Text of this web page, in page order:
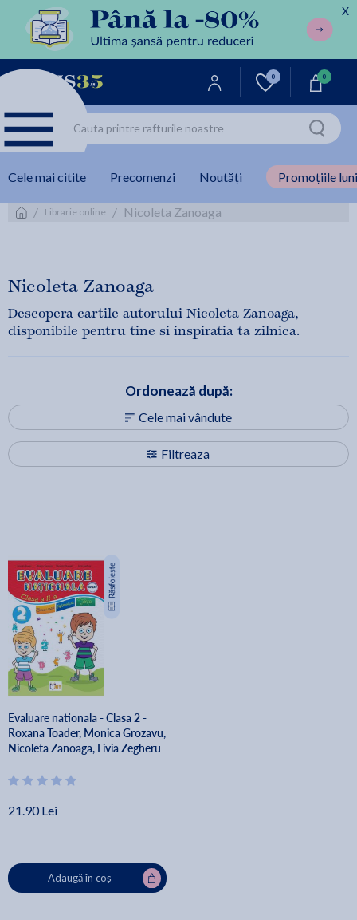
X
0 0
Cele mai citite Precomenzi Noutăți Promoțiile
/ Librarie online / Nicoleta Zanoaga
Nicoleta Zanoaga
Descopera cartile autorului Nicoleta Zanoaga,
disponibile pentru tine si inspiratia ta zilnica.
Filtreaza
Ordonează după:
Cele mai vândute
Evaluare nationala - Clasa 2 -
Roxana Toader, Monica Grozavu,
Nicoleta Zanoaga, Livia Zegheru
21.90 Lei
Adaugă în coș